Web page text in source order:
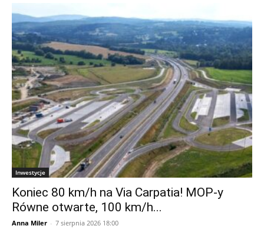
Inwestycje
Koniec 80 km/h na Via Carpatia! MOP-y
Równe otwarte, 100 km/h...
Anna Miler - 7 sierpnia 2026 18:00